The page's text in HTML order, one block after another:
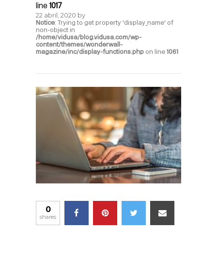
line 1017
22 abril, 2020 by
Notice: Trying to get property 'display_name' of
non-object in
/home/vidusa/blog.vidusa.com/wp-
content/themes/wonderwall-
magazine/inc/display-functions.php on line 1061
0
shares